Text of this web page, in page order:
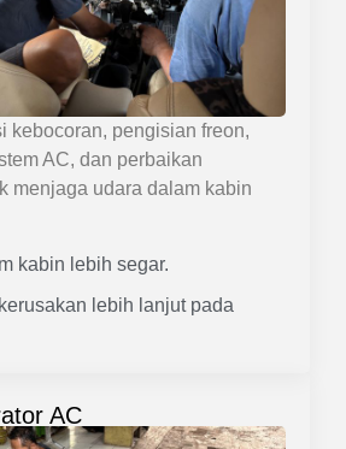
kebocoran, pengisian freon,
AC, dan perbaikan
menjaga udara dalam kabin
kabin lebih segar.
lebih lanjut pada
AC